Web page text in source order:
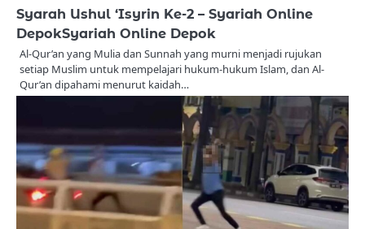
Syarah Ushul ‘Isyrin Ke-2 – Syariah Online
DepokSyariah Online Depok
Al-Qur’an yang Mulia dan Sunnah yang murni menjadi rujukan
setiap Muslim untuk mempelajari hukum-hukum Islam, dan Al-
Qur’an dipahami menurut kaidah…